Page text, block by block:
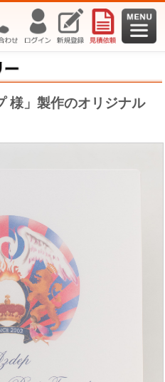
様」製作のオリジナル